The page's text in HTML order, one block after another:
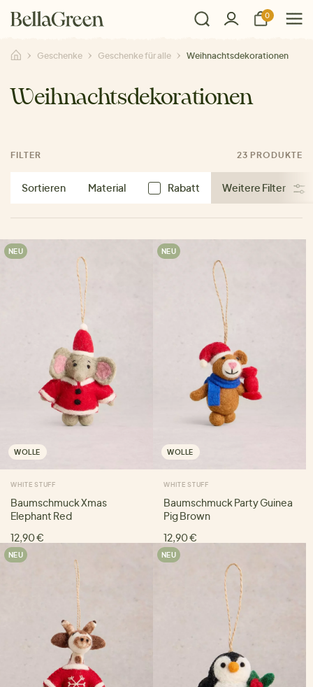
0
Geschenke Geschenke für alle Weihnachtsdekorationen
Weihnachtsdekorationen
FILTER 23 PRODUKTE
Sortieren Material Rabatt Weitere Filter
NEU
WOLLE
WHITE STUFF
Baumschmuck Xmas
Elephant Red
12,90 €
NEU
WOLLE
WHITE STUFF
Baumschmuck Party Guinea
Pig Brown
12,90 €
NEU NEU